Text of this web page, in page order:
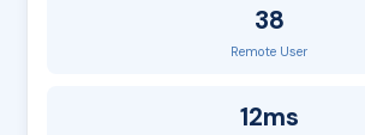
38
Remote User
12ms